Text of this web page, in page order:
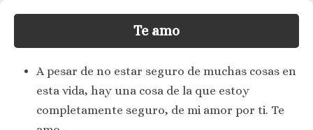
Te amo
A pesar de no estar seguro de muchas cosas en
esta vida, hay una cosa de la que estoy
completamente seguro, de mi amor por ti. Te